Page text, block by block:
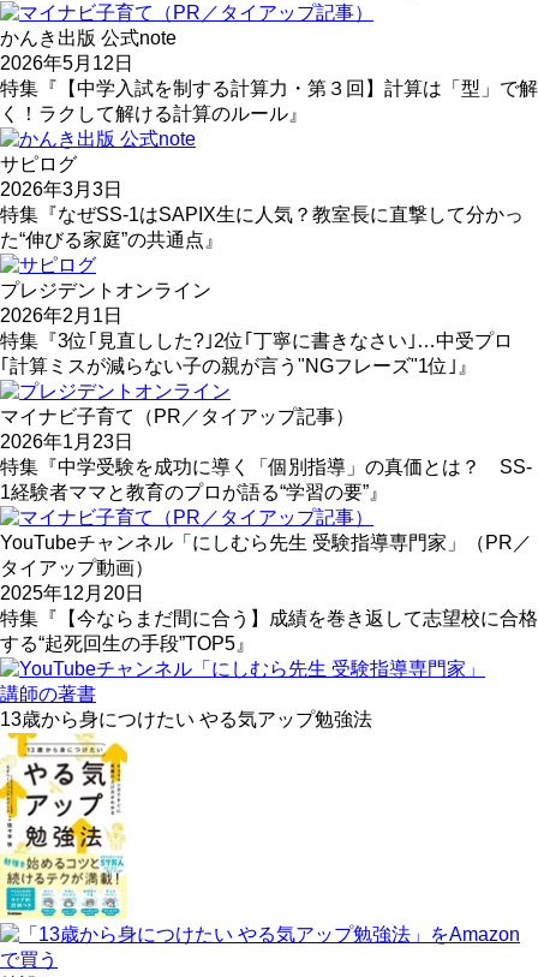
かんき出版 公式note
2026年5月12日
特集『【中学入試を制する計算力・第３回】計算は「型」で解
く！ラクして解ける計算のルール』
サピログ
2026年3月3日
特集『なぜSS-1はSAPIX生に人気？教室長に直撃して分かっ
た“伸びる家庭”の共通点』
プレジデントオンライン
2026年2月1日
特集『3位｢見直しした?｣2位｢丁寧に書きなさい｣…中受プロ
｢計算ミスが減らない子の親が言う"NGフレーズ"1位｣』
マイナビ子育て（PR／タイアップ記事）
2026年1月23日
特集『中学受験を成功に導く「個別指導」の真価とは？ SS-
1経験者ママと教育のプロが語る“学習の要”』
YouTubeチャンネル「にしむら先生 受験指導専門家」（PR／
タイアップ動画）
2025年12月20日
特集『【今ならまだ間に合う】成績を巻き返して志望校に合格
する“起死回生の手段”TOP5』
講師の著書
13歳から身につけたい やる気アップ勉強法